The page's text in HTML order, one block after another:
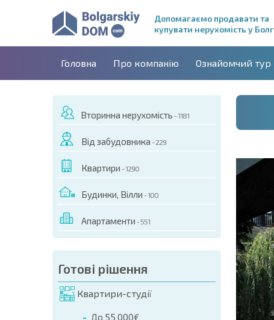
Допомагаємо продавати та
купувати нерухомість у
Головна Про компанію Ознайомчий тур
Вторинна нерухомість - 1181
Від забудовника - 229
Квартири - 1290
Будинки, Вілли - 100
Апартаменти - 551
Готові рішення
Квартири-студії
До 55 000€
ЦЬОГО ОБ'ЄКТА
(Ім'я, E-mail, Телефон)